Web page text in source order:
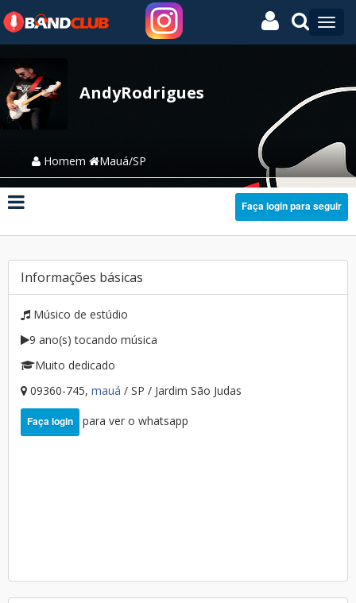
AndyRodrigues
Homem Mauá/SP
Faça login para seguir
Informações básicas
Músico de estúdio
9 ano(s) tocando música
Muito dedicado
09360-745, mauá / SP / Jardim São Judas
Faça login para ver o whatsapp